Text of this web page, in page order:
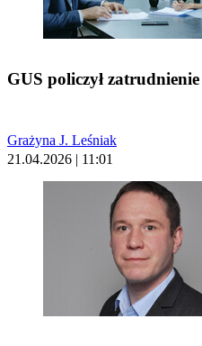
GUS policzył
Grażyna J. Leśniak
21.04.2026 | 11:01